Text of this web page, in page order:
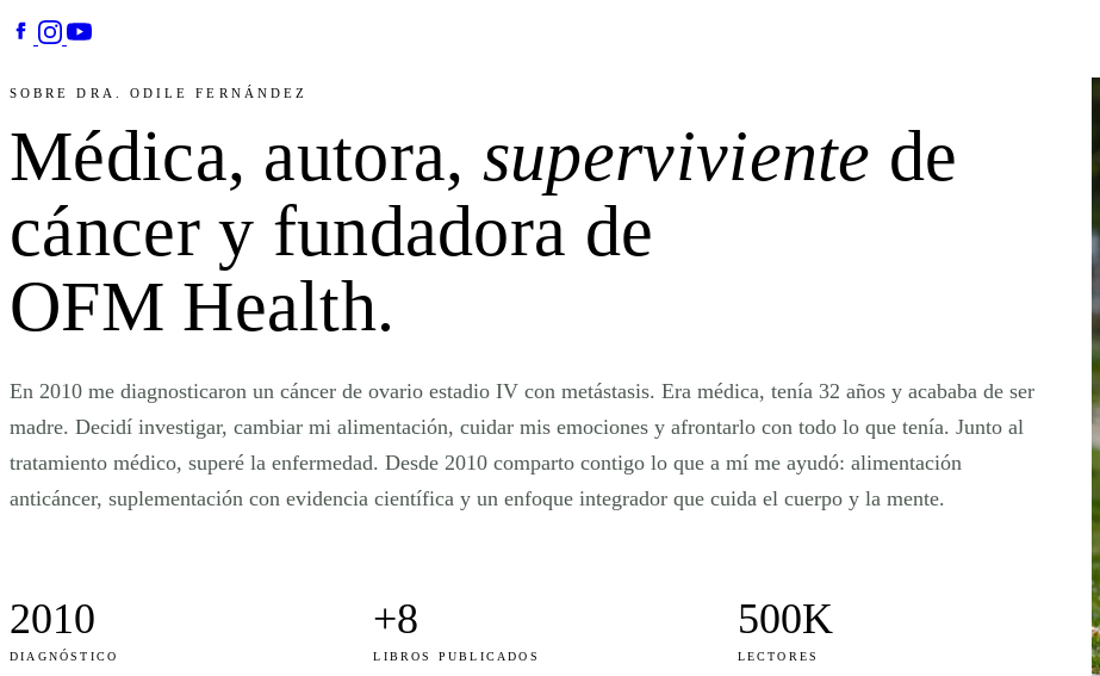
SOBRE DRA. ODILE FERNÁNDEZ
Médica, autora, superviviente de
cáncer y fundadora de
OFM Health.
En 2010 me diagnosticaron un cáncer de ovario estadio IV con metástasis. Era médica, tenía 32 años y acababa de ser
madre. Decidí investigar, cambiar mi alimentación, cuidar mis emociones y afrontarlo con todo lo que tenía. Junto al
tratamiento médico, superé la enfermedad. Desde 2010 comparto contigo lo que a mí me ayudó: alimentación
anticáncer, suplementación con evidencia científica y un enfoque integrador que cuida el cuerpo y la mente.
2010
DIAGNÓSTICO
+8
LIBROS PUBLICADOS
500K
LECTORES